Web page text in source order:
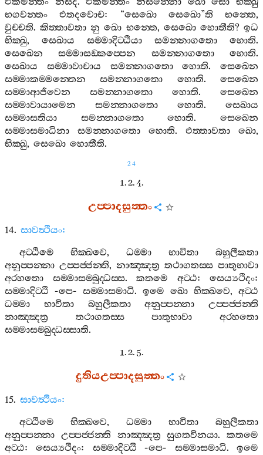
භගවන‍්තං
එතදවොච: “සෙඛො සෙඛො”ති භන‍්තෙ,
වුච‍්චති.කිත‍්තාවතා නු ඛො භන‍්තෙ, සෙඛො හොතීති?ඉධ
භික‍්ඛු, සෙඛාය සම‍්මාදිට‍්ඨියා සමන‍්නාගතො හොති.
සෙඛෙන
සම‍්මාසඞ‍්කප‍්පෙන සමන‍්නාගතො හොති.
සෙඛාය
සම‍්මාවාචාය සමන‍්නාගතො හොති. සෙඛෙන
සම‍්මාකම‍්මන‍්තෙන
සමන‍්නාගතො හොති.සෙඛෙන
සම‍්මාආජීවෙන
සමන‍්නාගතො හොති. සෙඛෙන
සම‍්මාවායාමෙන
සමන‍්නාගතො හොති. සෙඛාය
සම‍්මාසතියා
සමන‍්නාගතො හොති.සෙඛෙන
සම‍්මාසමාධිනා
සමන‍්නාගතො හොති. එත‍්තාවතා ඛො,
භික‍්ඛු, සෙඛො හොතීති.
24
1. 2. 4.
උප‍්පාදසුත‍්තං
14. සාවත්‍ථියං:
අට‍්ඨිමෙ
භික‍්ඛවෙ,ධම‍්මා භාවිතා
බහුලීකතා
අනුප‍්පන‍්නා උප‍්පජ‍්ජන‍්ති, නාඤ‍්ඤත්‍ර තථාගතස‍්ස පාතුභාවා
අරහතො
සම‍්මාසම‍්බුද‍්ධස‍්ස. කතමෙ අට‍්ඨ: සෙය්‍යථිදං:
සම‍්මාදිට‍්ඨි -පෙ- සම‍්මාසමාධි. ඉමෙ ඛො භික‍්ඛවෙ, අට‍්ඨ
ධම‍්මා
භාවිතා බහුලීකතා අනුප‍්පන‍්නා
උප‍්පජ‍්ජන‍්ති
නාඤ‍්ඤත්‍ර
තථාගතස‍්ස පාතුභාවා
අරහතො
සම‍්මාසම‍්බුද‍්ධස‍්සාති.
1. 2. 5.
දුතියඋප‍්පාදසුත‍්තං
15. සාවත්‍ථියං:
අට‍්ඨිමෙ
භික‍්ඛවෙ,ධම‍්මා භාවිතා
බහුලීකතා
අනුප‍්පන‍්නා උප‍්පජ‍්ජන‍්ති නාඤ‍්ඤත්‍ර සුගතවිනයා. කතමෙ
අට‍්ඨ:සෙය්‍යථිදං: සම‍්මාදිට‍්ඨි -පෙ- සම‍්මාසමාධි.ඉමෙ